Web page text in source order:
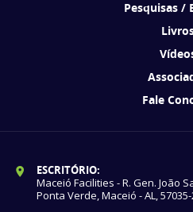
Pesquisas /
Fale
ESCRITÓRIO:
Maceió Facilities - R. Gen. João
Ponta Verde, Maceió - AL,